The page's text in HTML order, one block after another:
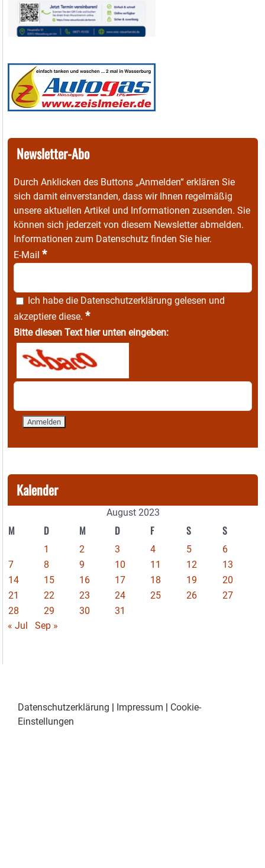
Newsletter-Abo
Durch Anklicken des Buttons „Anmelden“ erklären Sie
sich damit einverstanden, dass wir Ihnen regelmäßig
unsere aktuellen Artikel und Informationen zusenden. Sie
können sich jederzeit von diesem Newsletter abmelden.
Informationen zum Datenschutz finden Sie hier.
E-Mail *
Ich habe die Datenschutzerklärung gelesen und
akzeptiere diese. *
Bitte diesen Text hier unten eingeben:
Kalender
August 2023
M D M D F S S
1 2 3 4 5
6
7
8 9 10 11 12
13
14
15 16 17 18 19
20
21
22 23 24 25 26
27
28
29 30
31
« Jul
Sep »
Datenschutzerklärung | Impressum | Cookie-
Einstellungen